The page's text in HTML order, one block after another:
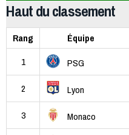
Haut du classement
Rang Équipe
1
PSG
2 Lyon
3 Monaco